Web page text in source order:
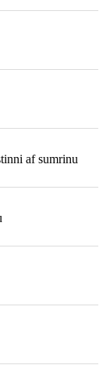
af sumrinu